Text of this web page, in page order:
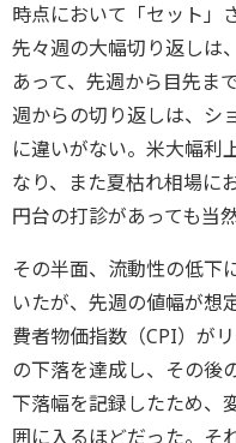
時点において「セット」
先々週の大幅切り返しは
あって、先週から目先ま
週からの切り返しは、シ
に違いがない。米大幅利
なり、また夏枯れ相場に
円台の打診があっても当
その半面、流動性の低下
いたが、先週の値幅が想
費者物価指数（CPI）が
の下落を達成し、その後
下落幅を記録したため、
囲に入るほどだった。そ